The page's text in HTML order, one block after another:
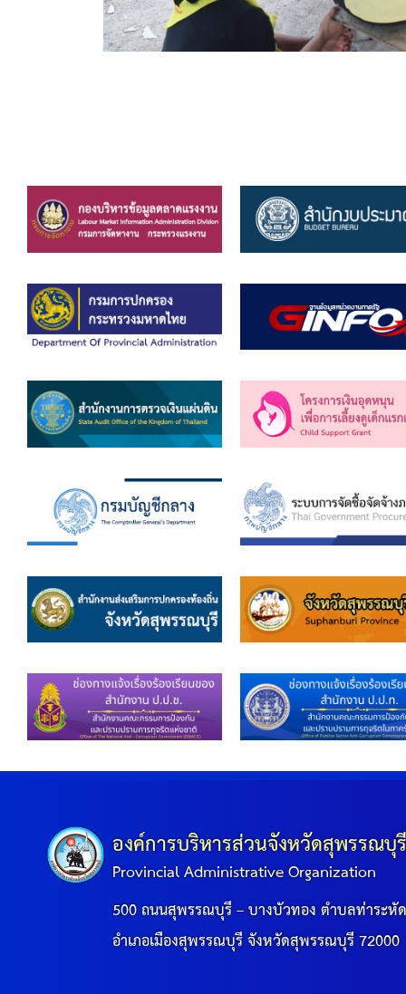
องค์การบริหารส่วนจังหวัดสุพรรณบุ
Provincial Administrative Organization
500 ถนนสุพรรณบุรี – บางบัวทอง ตำบลท่าระหั
อำเภอเมืองสุพรรณบุรี จังหวัดสุพรรณบุรี 72000